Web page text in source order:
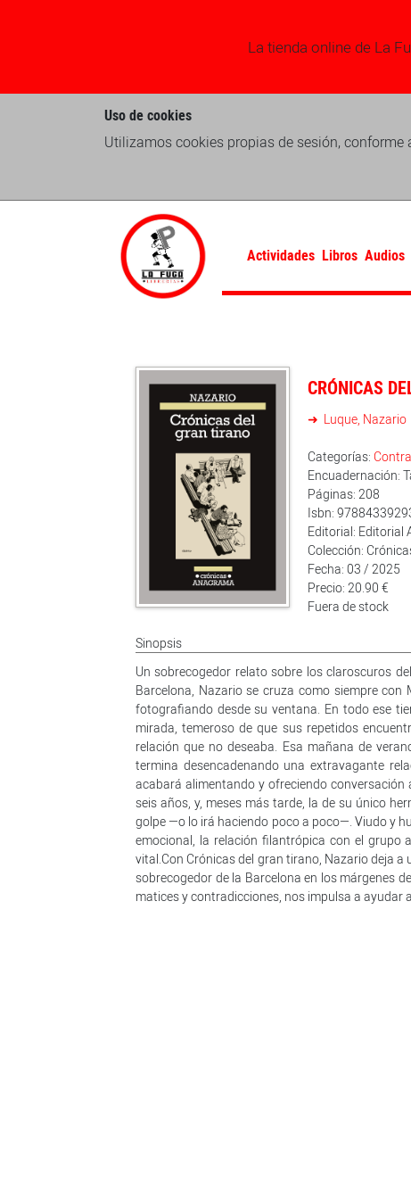
La tienda online de La
Uso de cookies
Utilizamos cookies propias de sesión,
Actividades Libros Audios
CRÓNICAS
Luque, Nazario
Categorías:
Encuadernación:
Páginas: 208
Isbn:
Editorial: Editorial
Colección:
Fecha: 03 / 2025
Precio: 20.90 €
Fuera de stock
Sinopsis
Un sobrecogedor relato sobre los claroscuros
Barcelona, Nazario se cruza como siempre
fotografiando desde su ventana. En todo ese
mirada, temeroso de que sus repetidos
relación que no deseaba. Esa mañana de
termina desencadenando una extravagante
acabará alimentando y ofreciendo
seis años, y, meses más tarde, la de su único
golpe —o lo irá haciendo poco a poco—. Viudo y
emocional, la relación filantrópica con el grupo
vital.Con Crónicas del gran tirano, Nazario deja
sobrecogedor de la Barcelona en los márgenes
matices y contradicciones, nos impulsa a ayudar